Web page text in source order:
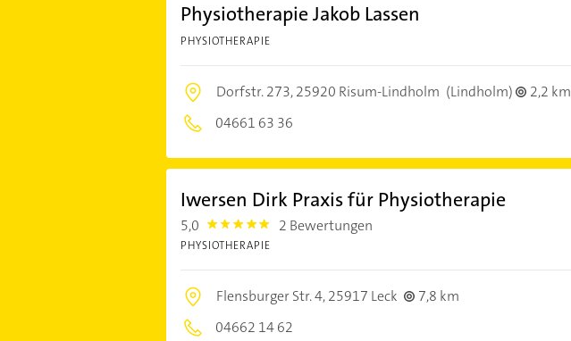
Physiotherapie Jakob Lassen
PHYSIOTHERAPIE
Dorfstr. 273,25920 Risum-Lindholm (Lindholm)
2,2 km
04661 63 36
Iwersen Dirk Praxis für Physiotherapie
5,0 5.0 2 Bewertungen
PHYSIOTHERAPIE
Flensburger Str. 4,25917 Leck
7,8 km
04662 14 62